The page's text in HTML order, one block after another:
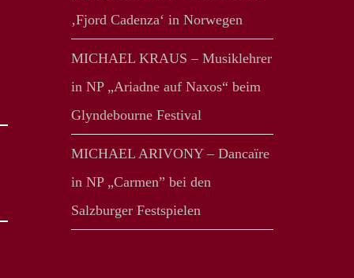
‚Fjord Cadenza‘ in Norwegen
MICHAEL KRAUS – Musiklehrer
in NP „Ariadne auf Naxos“ beim
Glyndebourne Festival
MICHAEL ARIVONY – Dancaïre
in NP „Carmen” bei den
Salzburger Festspielen